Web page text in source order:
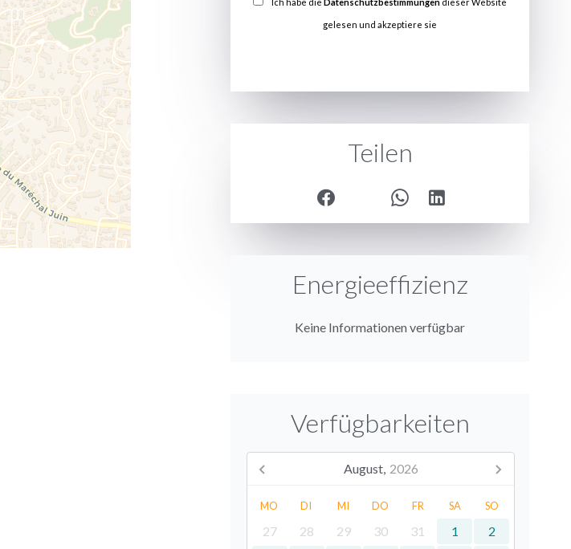
gelesen und akzeptiere sie
Teilen
Energieeffizienz
Keine Informationen verfügbar
Verfügbarkeiten
August, 2026
MO DI MI DO FR SA SO
27 28 29 30 31 1
2